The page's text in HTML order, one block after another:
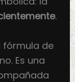
.
fórmula de
Es una